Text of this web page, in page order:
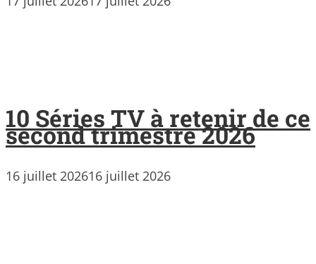
10 Séries TV à retenir de ce
second trimestre 2026
16 juillet 202616 juillet 2026